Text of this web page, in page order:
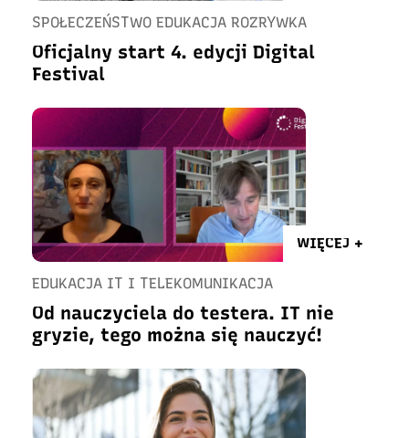
SPOŁECZEŃSTWO EDUKACJA ROZRYWKA
Oficjalny start 4. edycji Digital
Festival
WIĘCEJ +
EDUKACJA IT I TELEKOMUNIKACJA
Od nauczyciela do testera. IT nie
gryzie, tego można się nauczyć!